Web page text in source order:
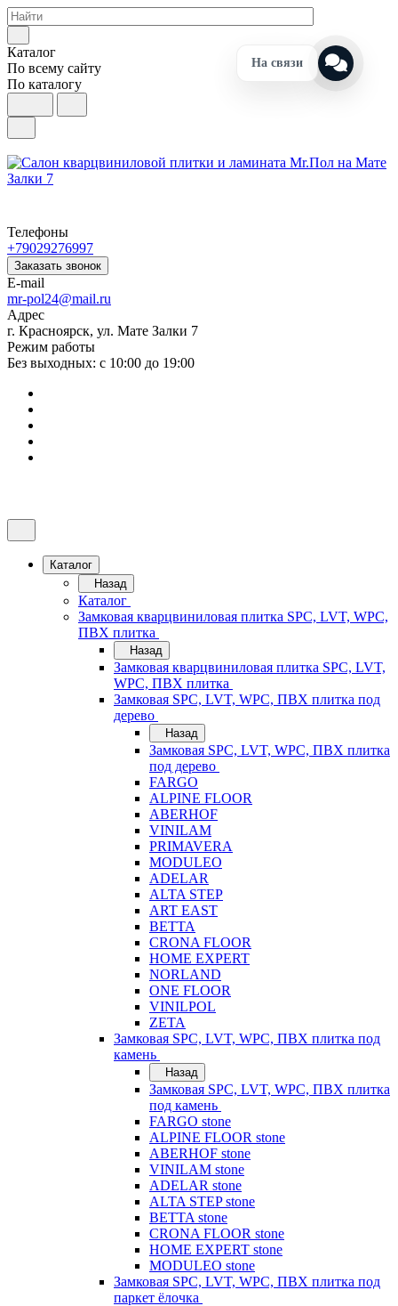
Каталог
По всему сайту
По каталогу
Телефоны
+79029276997
Заказать звонок
E-mail
mr-pol24@mail.ru
Адрес
г. Красноярск, ул. Мате Залки 7
Режим работы
Без выходных: с 10:00 до 19:00
Каталог
Назад
Каталог
Замковая кварцвиниловая плитка SPC, LVT, WPC,
ПВХ плитка
Назад
Замковая кварцвиниловая плитка SPC, LVT,
WPC, ПВХ плитка
Замковая SPC, LVT, WPC, ПВХ плитка под
дерево
Назад
Замковая SPC, LVT, WPC, ПВХ плитка
под дерево
FARGO
ALPINE FLOOR
ABERHOF
VINILAM
PRIMAVERA
MODULEO
ADELAR
ALTA STEP
ART EAST
BETTA
CRONA FLOOR
HOME EXPERT
NORLAND
ONE FLOOR
VINILPOL
ZETA
Замковая SPC, LVT, WPC, ПВХ плитка под
камень
Назад
Замковая SPC, LVT, WPC, ПВХ плитка
под камень
FARGO stone
ALPINE FLOOR stone
ABERHOF stone
VINILAM stone
ADELAR stone
ALTA STEP stone
BETTA stone
CRONA FLOOR stone
HOME EXPERT stone
MODULEO stone
Замковая SPC, LVT, WPC, ПВХ плитка под
паркет ёлочка
На связи